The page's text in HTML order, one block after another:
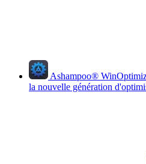
Ashampoo®
la nouvelle génération